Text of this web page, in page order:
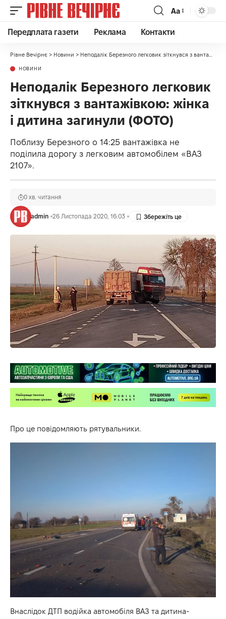
Аа
Передплата газети Реклама Контакти
Рівне Вечірнє > Новини > Неподалік Березного легковик зіткнувся з вантажівкою: жінка і дитина загинули (ФОТО)
НОВИНИ
Неподалік Березного легковик
зіткнувся з вантажівкою: жінка
і дитина загинули (ФОТО)
Поблизу Березного о 14:25 вантажівка не
поділила дорогу з легковим автомобілем «ВАЗ
2107».
admin 26 Листопада 2020, 16:03
0 хв. читання
Про це повідомляють рятувальники.
Внаслідок ДТП водійка автомобіля ВАЗ та дитина-